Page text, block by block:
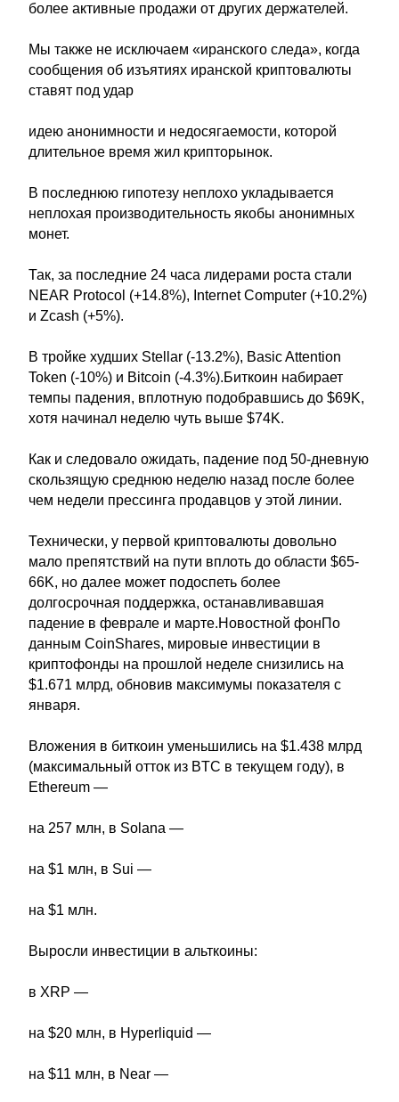
более активные продажи от других держателей.
Мы также не исключаем «иранского следа», когда
сообщения об изъятиях иранской криптовалюты
ставят под удар
идею анонимности и недосягаемости, которой
длительное время жил крипторынок.
В последнюю гипотезу неплохо укладывается
неплохая производительность якобы анонимных
монет.
Так, за последние 24 часа лидерами роста стали
NEAR Protocol (+14.8%), Internet Computer (+10.2%)
и Zcash (+5%).
В тройке худших Stellar (-13.2%), Basic Attention
Token (-10%) и Bitcoin (-4.3%).Биткоин набирает
темпы падения, вплотную подобравшись до $69K,
хотя начинал неделю чуть выше $74K.
Как и следовало ожидать, падение под 50-дневную
скользящую среднюю неделю назад после более
чем недели прессинга продавцов у этой линии.
Технически, у первой криптовалюты довольно
мало препятствий на пути вплоть до области $65-
66K, но далее может подоспеть более
долгосрочная поддержка, останавливавшая
падение в феврале и марте.Новостной фонПо
данным CoinShares, мировые инвестиции в
криптофонды на прошлой неделе снизились на
$1.671 млрд, обновив максимумы показателя с
января.
Вложения в биткоин уменьшились на $1.438 млрд
(максимальный отток из BTC в текущем году), в
Ethereum —
на 257 млн, в Solana —
на $1 млн, в Sui —
на $1 млн.
Выросли инвестиции в альткоины:
в XRP —
на $20 млн, в Hyperliquid —
на $11 млн, в Near —